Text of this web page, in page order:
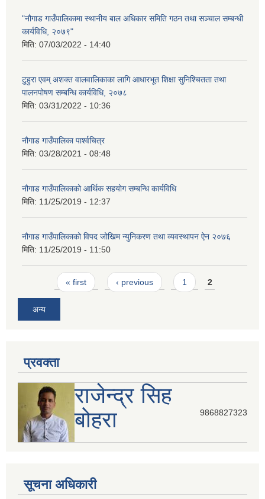
"नौगाड गाउँपालिकामा स्थानीय बाल अधिकार समिति गठन तथा सञ्चाल सम्बन्धी
कार्यविधि, २०७९"
मिति: 07/03/2022 - 14:40
टुहुरा एवम् अशक्त वालवालिकाका लागि आधारभूत शिक्षा सुनिश्चितता तथा
पालनपोषण सम्बन्धि कार्यविधि, २०७८
मिति: 03/31/2022 - 10:36
नौगाड गाउँपालिका पार्श्वचित्र
मिति: 03/28/2021 - 08:48
नौगाड गाउँपालिकाको आर्थिक सहयोग सम्बन्धि कार्यविधि
मिति: 11/25/2019 - 12:37
नौगाड गाउँपालिकाको विपद जोखिम न्युनिकरण तथा व्यवस्थापन ऐन २०७६
मिति: 11/25/2019 - 11:50
Pages« first ‹ previous 1 2
अन्य
प्रवक्ता
राजेन्द्र सिह
बोहरा
9868827323
सूचना अधिकारी